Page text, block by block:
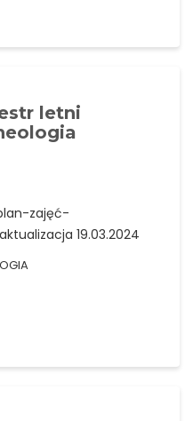
letni
zajęć-
19.03.2024